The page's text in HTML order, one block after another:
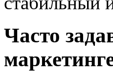
Часто